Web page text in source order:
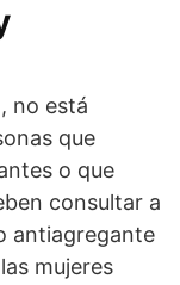
no está
que
o que
consultar a
antiagregante
mujeres